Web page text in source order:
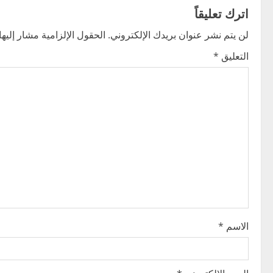
t
n
a
i
o
اترك تعليقاً
لن يتم نشر عنوان بريدك الإلكتروني. الحقول الإلزامية مشار
التعليق *
الاسم *